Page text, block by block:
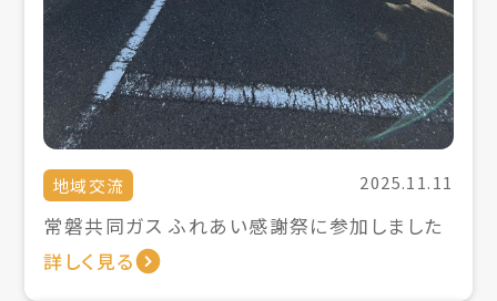
地域交流 2025.11.11
常磐共同ガス ふれあい感謝祭に参加しました
詳しく見る